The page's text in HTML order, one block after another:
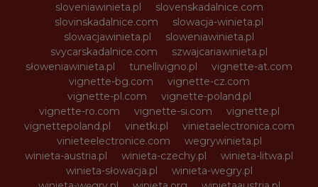
sloveniawinieta.pl
slovenskadalnice.com
slovinskadalnice.com
slowacja-winieta.pl
slowacjawinieta.pl
sloweniawinieta.pl
svycarskadalnice.com
szwajcariawinieta.pl
słoweniawinieta.pl
tunellivigno.pl
vignette-at.com
vignette-bg.com
vignette-cz.com
vignette-pl.com
vignette-poland.pl
vignette-ro.com
vignette-si.com
vignette.pl
vignettepoland.pl
vinetki.pl
vinietaelectronica.com
vinieteelectronice.com
wegrywinieta.pl
winieta-austria.pl
winieta-czechy.pl
winieta-litwa.pl
winieta-słowacja.pl
winieta-wegry.pl